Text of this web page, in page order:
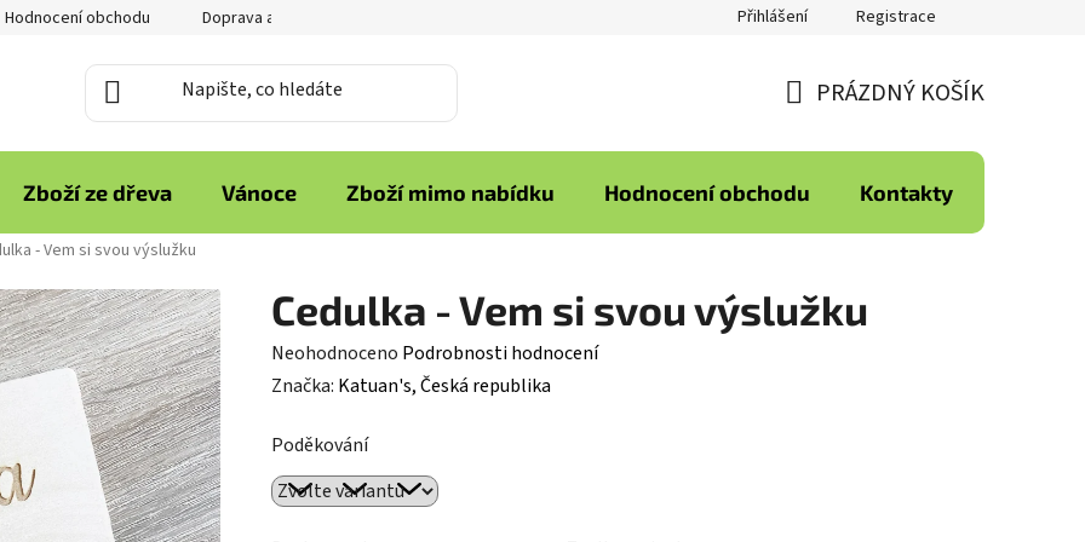
Hodnocení obchodu Doprava a platba Přihlášení Registrace
KOŠÍK
PRÁZDNÝ KOŠÍK
Zboží ze dřeva Vánoce Zboží mimo nabídku Hodnocení obchodu Kontakty
- Vem si svou výslužku
Cedulka - Vem si svou výslužku
Průměrné
hodnocení
je
0,0
z
Neohodnoceno Podrobnosti hodnocení
Značka: Katuan's, Česká republika
Poděkování